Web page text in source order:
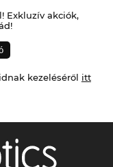
Exkluzív akciók,
kezeléséről itt